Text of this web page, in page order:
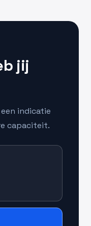
jij
indicatie
capaciteit.